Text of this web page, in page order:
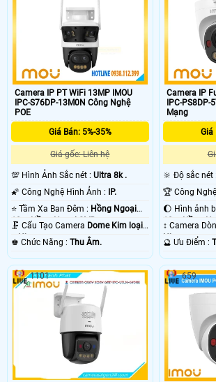
Camera IP PT WiFi 13MP IMOU
IPC-S76DP-13M0N Công Nghệ
POE
Giá Bán: 5%-35%
Giá gốc: Liên hệ
💯 Hình Ảnh Sắc nét : Ultra 8k .
🌠 Công Nghệ Hình Ảnh :
IP.
⭐ Tầm Xa Ban Đêm : Hồng Ngoại
10m Hồng Ngoại SMD.
🗜️ Cấu Tạo Camera Dome Kim loại
+ Nhựa.
️♚ Chức Năng : Thu Âm.
Camera IP
IPC-PS8DP-5V0 Cấp
Mạng
Giá
🔆 Độ sắc
10m Hồng
↕️ Camera
Nhựa.
️🔮 Ưu Điểm :
1101 659